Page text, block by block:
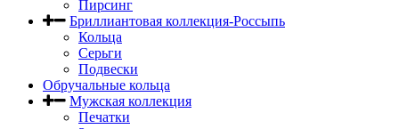
Пирсинг
Бриллиантовая коллекция-Россыпь
Кольца
Серьги
Подвески
Обручальные кольца
Мужская коллекция
Печатки